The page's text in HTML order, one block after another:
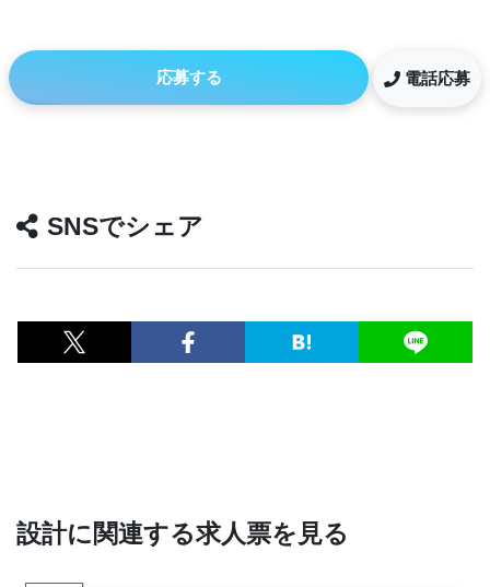
応募する 電話応募
SNSでシェア
設計に関連する求人票を見る